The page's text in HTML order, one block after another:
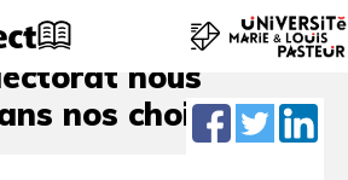
journal en direct
nous
nos choix